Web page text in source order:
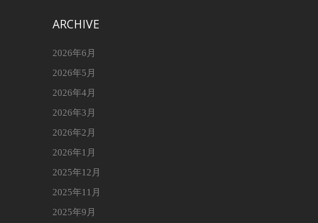
ARCHIVE
2026年6月
2026年5月
2026年4月
2026年3月
2026年2月
2026年1月
2025年12月
2025年11月
2025年9月